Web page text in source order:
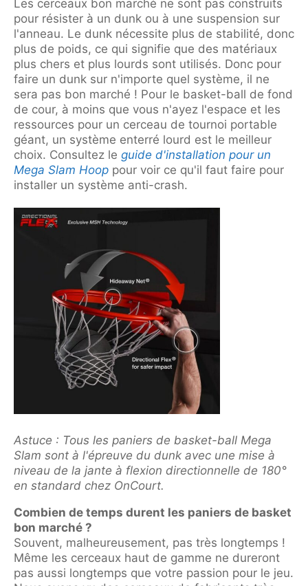
Les cerceaux bon marché ne sont pas construits
pour résister à un dunk ou à une suspension sur
l'anneau. Le dunk nécessite plus de stabilité, donc
plus de poids, ce qui signifie que des matériaux
plus chers et plus lourds sont utilisés. Donc pour
faire un dunk sur n'importe quel système, il ne
sera pas bon marché ! Pour le basket-ball de fond
de cour, à moins que vous n'ayez l'espace et les
ressources pour un cerceau de tournoi portable
géant, un système enterré lourd est le meilleur
choix. Consultez le guide d'installation pour un
Mega Slam Hoop pour voir ce qu'il faut faire pour
installer un système anti-crash.
Astuce : Tous les paniers de basket-ball Mega
Slam sont à l'épreuve du dunk avec une mise à
niveau de la jante à flexion directionnelle de 180°
en standard chez OnCourt.
Combien de temps durent les paniers de basket
bon marché ?
Souvent, malheureusement, pas très longtemps !
Même les cerceaux haut de gamme ne dureront
pas aussi longtemps que votre passion pour le jeu.